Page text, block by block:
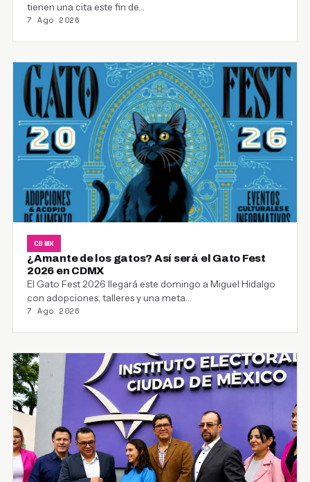
tienen una cita este fin de…
7 Ago 2026
CDMX
¿Amante de los gatos? Así será el Gato Fest
2026 en CDMX
El Gato Fest 2026 llegará este domingo a Miguel Hidalgo
con adopciones, talleres y una meta…
7 Ago 2026